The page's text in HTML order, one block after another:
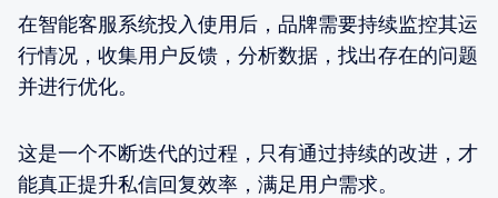
在智能客服系统投入使用后，品牌需要持续监控其运
行情况，收集用户反馈，分析数据，找出存在的问题
并进行优化。
这是一个不断迭代的过程，只有通过持续的改进，才
能真正提升私信回复效率，满足用户需求。